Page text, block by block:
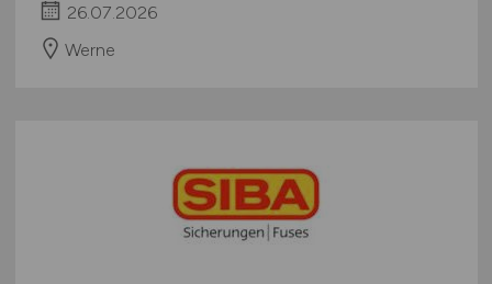
26.07.2026
Werne